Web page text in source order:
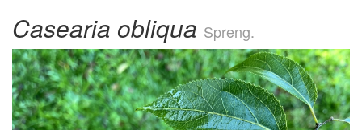
Casearia obliqua Spreng.